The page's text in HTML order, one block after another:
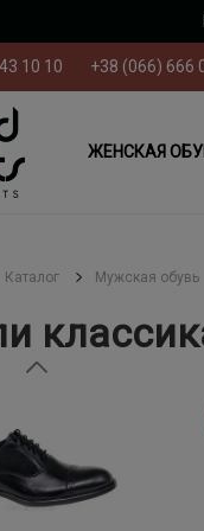
10 10 +38 (066) 666
ЖЕНСКАЯ
Каталог Мужская обувь